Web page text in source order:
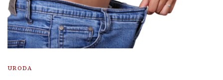
URODA